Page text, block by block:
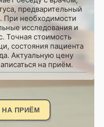
предварительный
При необходимости
исследования и
Точная стоимость
состояния пациента
Актуальную цену
на приём.
НА ПРИЁМ